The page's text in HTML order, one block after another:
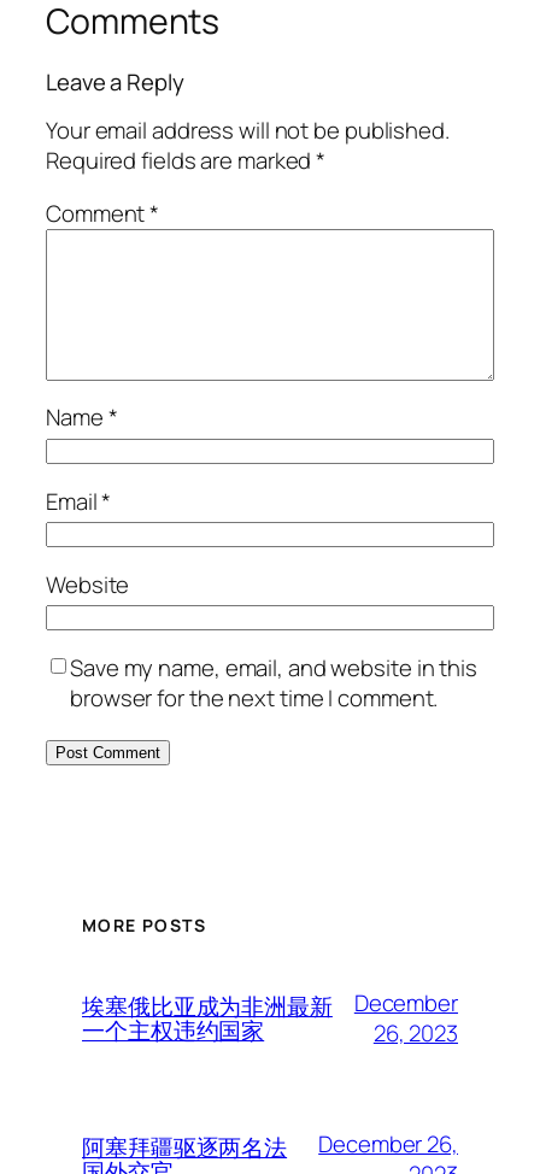
Comments
Leave a Reply
Your email address will not be published.
Required fields are marked*
Comment*
Name*
Email*
Website
Save my name, email, and website in this
browser for the next time I comment.
MORE POSTS
埃塞俄比亚成为非洲最新
一个主权违约国家
December
26, 2023
阿塞拜疆驱逐两名法
December 26,